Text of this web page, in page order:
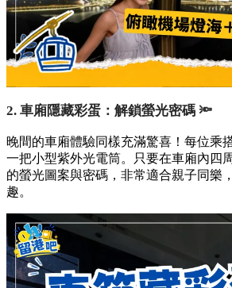
2. 車廂隱藏彩蛋：解鎖螢光密碼 🔦
晚間的車廂體驗同樣充滿驚喜！每位乘
一把小型紫外光電筒。只要在車廂內四
的螢光圖案與密碼，非常適合親子同樂
趣。